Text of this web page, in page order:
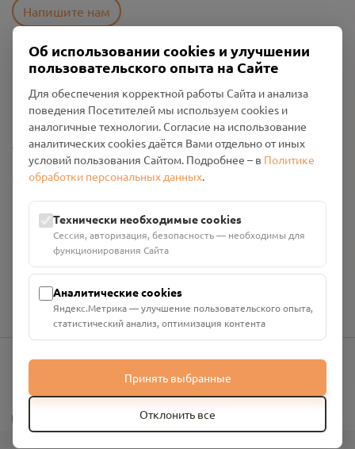
Напишите нам
Пользовательское соглашение
Политика конфиденциальности
Промо-материалы
Настройки cookies
Общество с ограниченной ответственностью «Смоленский
ИНН: 6700029207 ОГРН: 1256700001986
Юридический адрес: 216790, Смоленская область, р-н
Руднянский, г. Рудня, улица Западная, д. 26А, пом. 18
Номер счёта: 40702810901130004287 в АО "АЛЬФА-БАНК"
Кор. счёт: 30101810200000000593
info@pomnim.online
Об использовании cookies и улучшении
пользовательского опыта на Сайте
Для обеспечения корректной работы Сайта и анализа
поведения Посетителей мы используем cookies и
аналогичные технологии. Согласие на использование
аналитических cookies даётся Вами отдельно от иных
условий пользования Сайтом. Подробнее – в Политике
обработки персональных данных.
Технически необходимые cookies
Сессия, авторизация, безопасность — необходимы для
функционирования Сайта
Аналитические cookies
Яндекс.Метрика — улучшение пользовательского опыта,
статистический анализ, оптимизация контента
Принять выбранные
Отклонить все